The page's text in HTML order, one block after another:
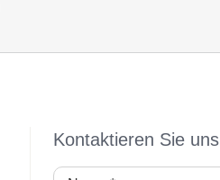
Kontaktieren Sie uns